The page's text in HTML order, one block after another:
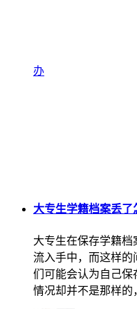
办
大专生学籍档案丢了
大专生在保存学籍
流入手中，而这样的
们可能会认为自己保
情况却并不是那样